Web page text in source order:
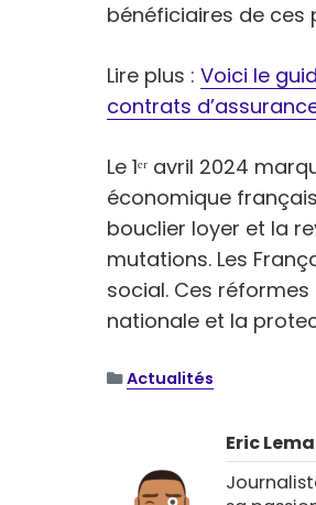
bénéficiaires de ces
Lire plus : Voici le
contrats
Le 1ᵉʳ avril 2024
économique
bouclier loyer et la
mutations. Les
social. Ces
nationale et la
Actualités
Eric